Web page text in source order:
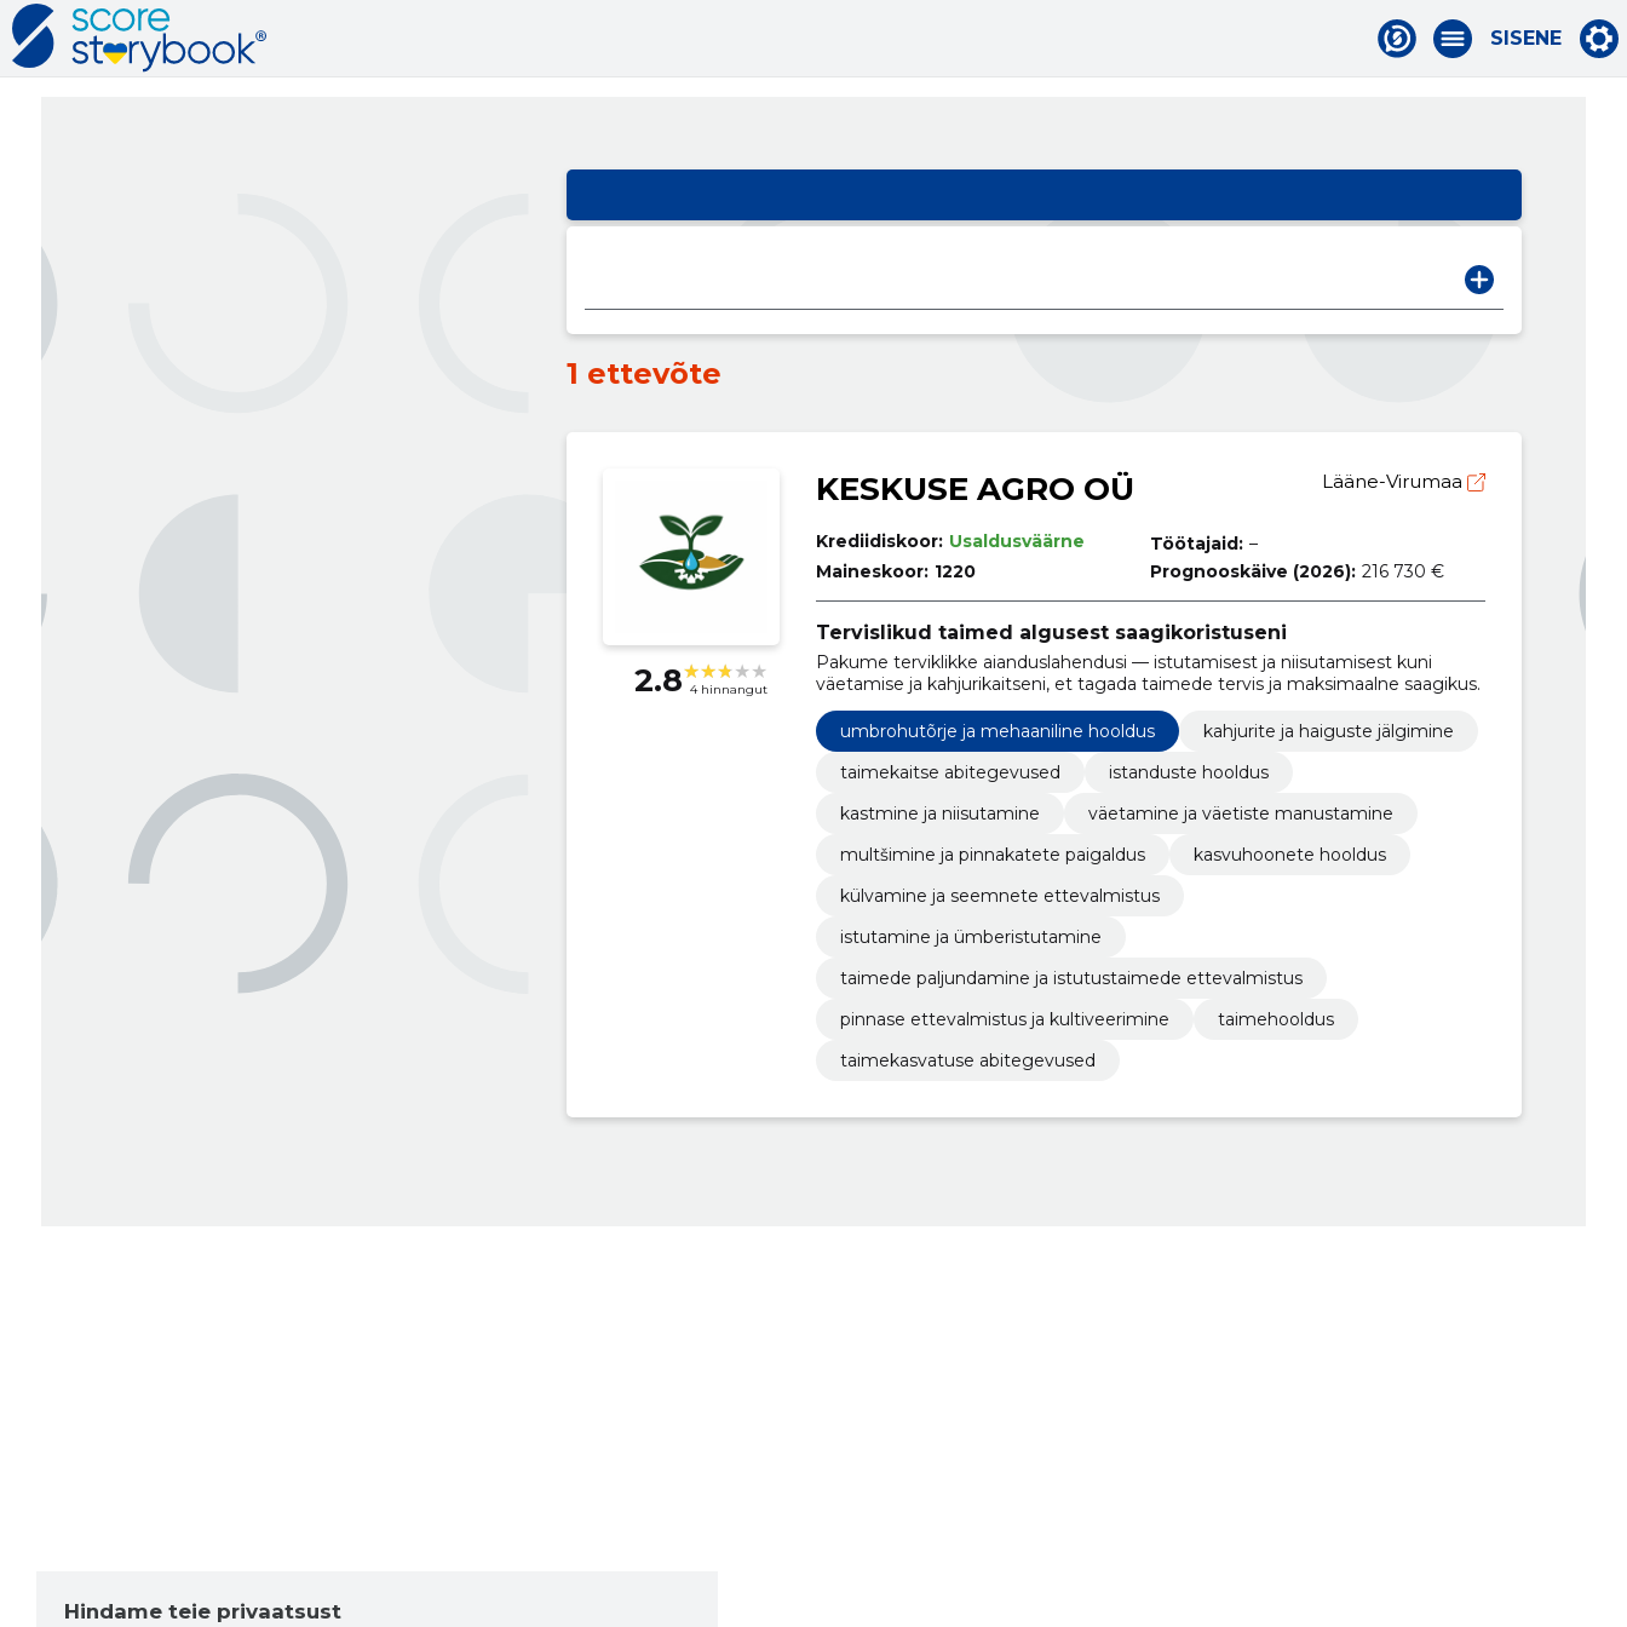
SISENE
1 ettevõte
2.8 4 hinnangut
KESKUSE AGRO OÜ Lääne-Virumaa
Krediidiskoor: Usaldusväärne
Maineskoor: 1220
Töötajaid: –
Prognooskäive (2026): 216 730 €
Tervislikud taimed algusest saagikoristuseni
Pakume terviklikke aianduslahendusi — istutamisest ja niisutamisest kuni
väetamise ja kahjurikaitseni, et tagada taimede tervis ja maksimaalne saagikus.
umbrohutõrje ja mehaaniline hooldus
kahjurite ja haiguste jälgimine
taimekaitse abitegevused
istanduste hooldus
kastmine ja niisutamine
väetamine ja väetiste manustamine
multšimine ja pinnakatete paigaldus
kasvuhoonete hooldus
külvamine ja seemnete ettevalmistus
istutamine ja ümberistutamine
taimede paljundamine ja istutustaimede ettevalmistus
pinnase ettevalmistus ja kultiveerimine
taimehooldus
taimekasvatuse abitegevused
Hindame teie privaatsust